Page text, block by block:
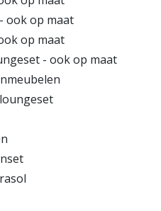
ook op maat
op maat
- ook op maat